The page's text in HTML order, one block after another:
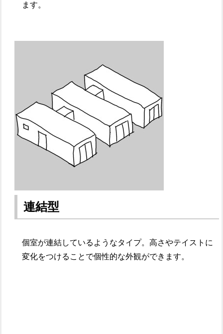
ます。
連結型
個室が連結しているようなタイプ。高さやテイストに
変化をつけることで個性的な外観ができます。